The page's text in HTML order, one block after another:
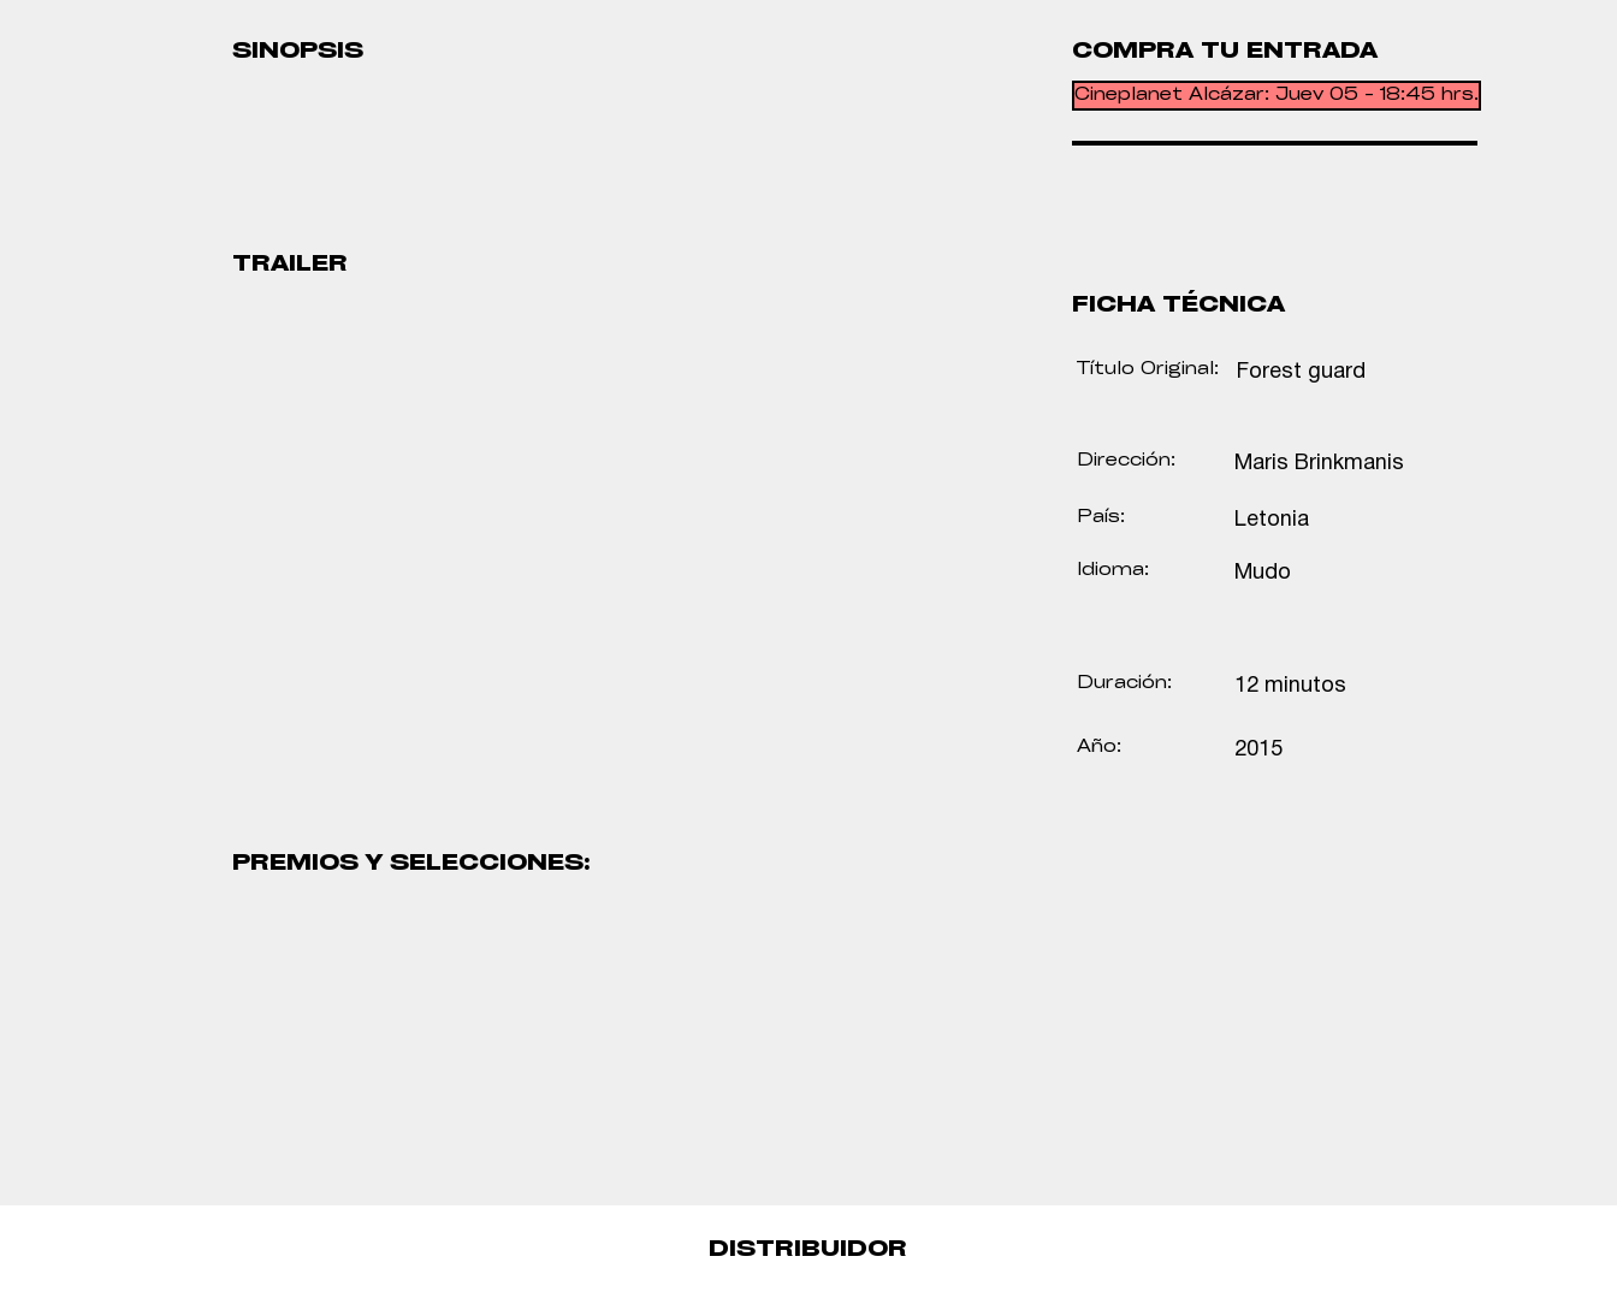
SINOPSIS COMPRA TU ENTRADA
Cineplanet Alcázar: Juev 05 - 18:45 hrs.
TRAILER
FICHA TÉCNICA
Título Original: Forest guard
Dirección:
País:
Idioma:
Maris Brinkmanis
Letonia
Mudo
Duración:
Año:
12 minutos
2015
PREMIOS Y SELECCIONES:
DISTRIBUIDOR